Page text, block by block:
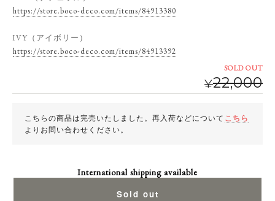
https://store.boco-deco.com/items/84913380
IVY（アイボリー）
https://store.boco-deco.com/items/84913392
SOLD OUT
¥22,000
こちらの商品は完売いたしました。再入荷などについて こちら
よりお問い合わせください。
International shipping available
Sold out